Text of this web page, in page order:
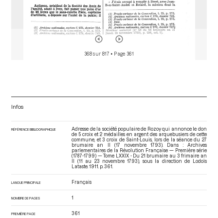
368 sur 817 • Page 361
Infos
RÉFÉRENCE BIBLIOGRAPHIQUE
Adresse de la société populaire de Rozoy qui annonce le don
de 5 croix et 2 médailles en argent des arquebusiers de cette
commune, et 3 croix de Saint-Louis, lors de la séance du 27
brumaire an II (17 novembre 1793). Dans : Archives
parlementaires de la Révolution Française — Première série
(1787-1799) — Tome LXXIX - Du 21 brumaire au 3 frimaire an
II (11 au 23 novembre 1793) , sous la direction de Lodoïs
Lataste. 1911. p. 361.
LANGUE PRINCIPALE Français
NOMBRE DE PAGES 1
PREMIÈRE PAGE 361